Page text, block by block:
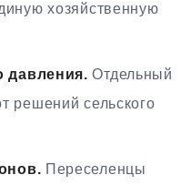
хозяйственную
давления. Отдельный
решений сельского
Переселенцы